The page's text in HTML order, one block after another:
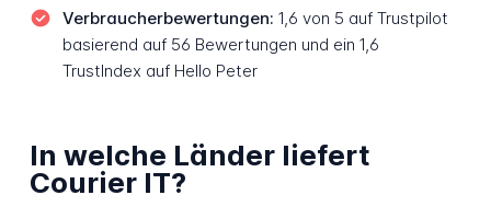
Verbraucherbewertungen: 1,6 von 5 auf Trustpilot
basierend auf 56 Bewertungen und ein 1,6
TrustIndex auf Hello Peter
In welche Länder liefert
Courier IT?